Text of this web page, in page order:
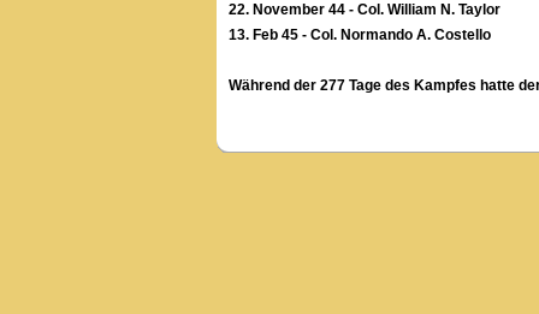
22. November 44 - Col. William N. Taylor
13. Feb 45 - Col. Normando A. Costello
Während der 277 Tage des Kampfes hatte